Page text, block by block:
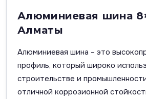
Алюминиевая шина
Алматы
Алюминиевая шина – это
профиль, который широко
строительстве и
отличной коррозионной